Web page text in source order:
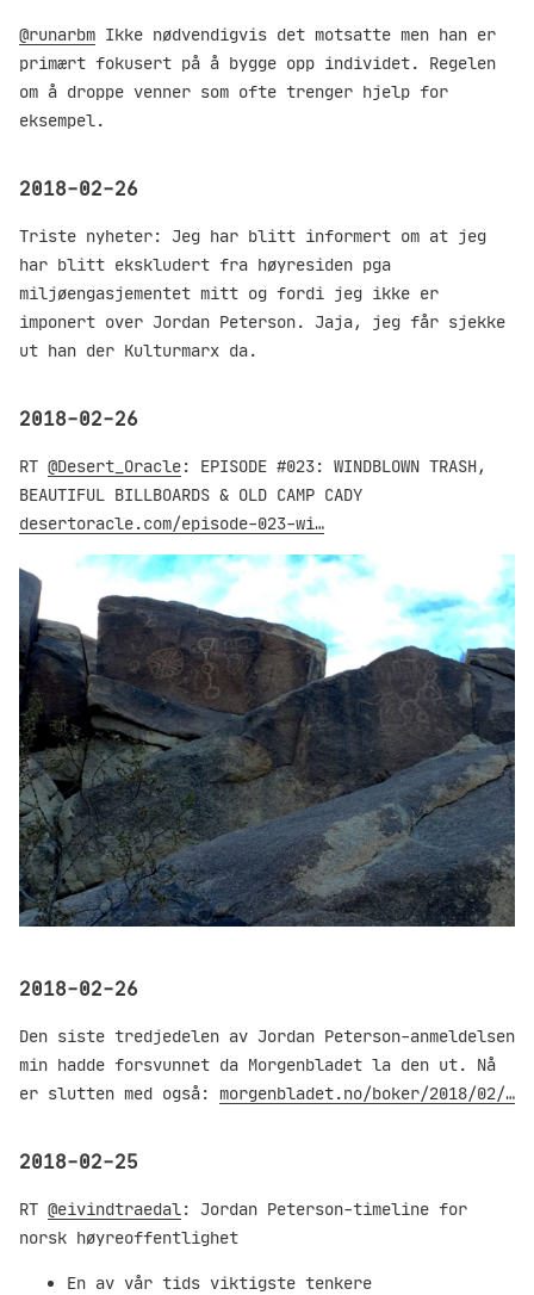
@runarbm Ikke nødvendigvis det motsatte men han er
primært fokusert på å bygge opp individet. Regelen
om å droppe venner som ofte trenger hjelp for
eksempel.
2018-02-26
Triste nyheter: Jeg har blitt informert om at jeg
har blitt ekskludert fra høyresiden pga
miljøengasjementet mitt og fordi jeg ikke er
imponert over Jordan Peterson. Jaja, jeg får sjekke
ut han der Kulturmarx da.
2018-02-26
RT @Desert_Oracle: EPISODE #023: WINDBLOWN TRASH,
BEAUTIFUL BILLBOARDS & OLD CAMP CADY
desertoracle.com/episode-023-wi…
2018-02-26
Den siste tredjedelen av Jordan Peterson-anmeldelsen
min hadde forsvunnet da Morgenbladet la den ut. Nå
er slutten med også: morgenbladet.no/boker/2018/02/…
2018-02-25
RT @eivindtraedal: Jordan Peterson-timeline for
norsk høyreoffentlighet
En av vår tids viktigste tenkere